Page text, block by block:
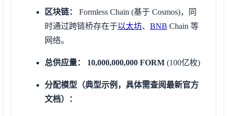
区块链：
Formless Chain (基于 Cosmos)，同
时通过跨链桥存在于以太坊、 BNB Chain 等
网络。
总供应量： 10,000,000,000 FORM (100亿枚)
分配模型（典型示例，具体需查阅最新官方
文档）：